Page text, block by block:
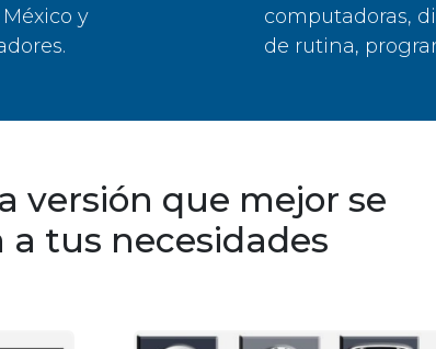
y
computadoras,
de rutina,
versión que mejor se
a tus necesidades